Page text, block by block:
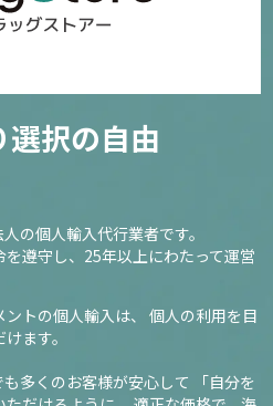
選択の自由
の個人輸入代行業者です。
遵守し、 25年以上にわたって運営
トの個人輸入は、
個人の利用を目
ます。
多くのお客様が安心して
「自分を